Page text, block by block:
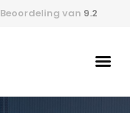
Beoordeling van 9.2